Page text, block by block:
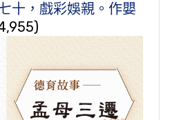
十，戲彩娛親。作嬰